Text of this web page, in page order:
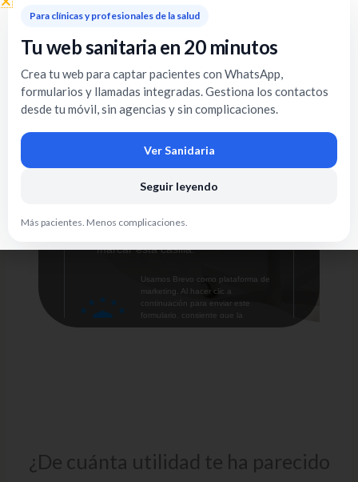
¿De cuánta utilidad te ha parecido
Para clínicas y profesionales de la salud
Tu web sanitaria en 20 minutos
Crea tu web para captar pacientes con WhatsApp,
formularios y llamadas integradas. Gestiona los contactos
desde tu móvil, sin agencias y sin complicaciones.
Ver Sanidaria
Seguir leyendo
Más pacientes. Menos complicaciones.